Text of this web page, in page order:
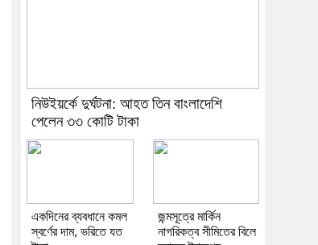
নিউইয়র্কে দুর্ঘটনা: আহত তিন বাংলাদেশি
পেলেন ৩৩ কোটি টাকা
একদিনের ব্যবধানে কমল
স্বর্ণের দাম, ভরিতে যত
জন্মসূত্রে মার্কিন
নাগরিকত্ব সীমিতের বিলে